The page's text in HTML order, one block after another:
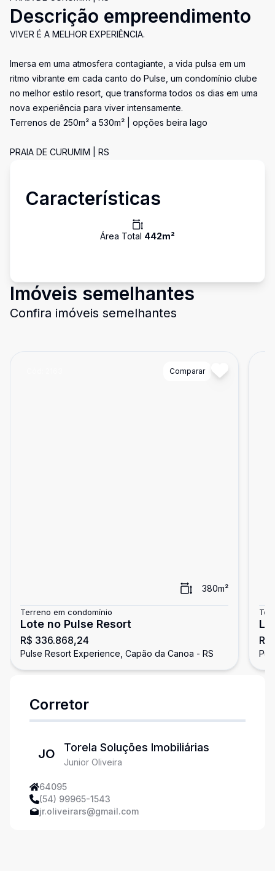
Descrição empreendimento
VIVER É A MELHOR EXPERIÊNCIA.
Imersa em uma atmosfera contagiante, a vida pulsa em um
ritmo vibrante em cada canto do Pulse, um condomínio clube
no melhor estilo resort, que transforma todos os dias em uma
nova experiência para viver intensamente.
Terrenos de 250m² a 530m² | opções beira lago
PRAIA DE CURUMIM | RS
Características
Área Total 442m²
Imóveis semelhantes
Confira imóveis semelhantes
Comparar
380m²
Terreno em condomínio
Lote no Pulse Resort
R$ 336.868,24
Pulse Resort Experience, Capão da Canoa - RS
R$
Corretor
JO Torela Soluções Imobiliárias
Junior Oliveira
64095
(54) 99965-1543
jr.oliveirars@gmail.com